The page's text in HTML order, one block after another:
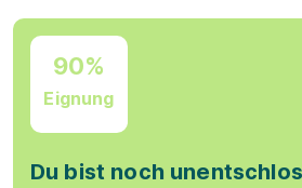
90%
Eignung
Du bist noch